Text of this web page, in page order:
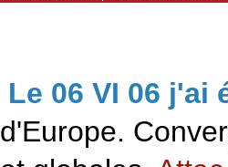
Le 06 VI 06 j'ai
d'Europe.